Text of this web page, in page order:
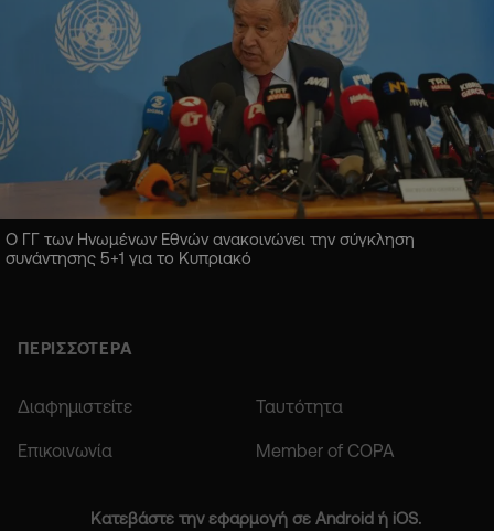
Ο ΓΓ των Ηνωμένων Εθνών ανακοινώνει την σύγκληση
συνάντησης 5+1 για το Κυπριακό
ΠΕΡΙΣΣΟΤΕΡΑ
Διαφημιστείτε Ταυτότητα
Επικοινωνία Member of COPA
Κατεβάστε την εφαρμογή σε Android ή iOS.